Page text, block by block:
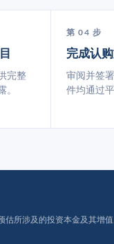
完整
第 04 步
完成认
审阅并签
件均通过
所涉及的投资本金及其增